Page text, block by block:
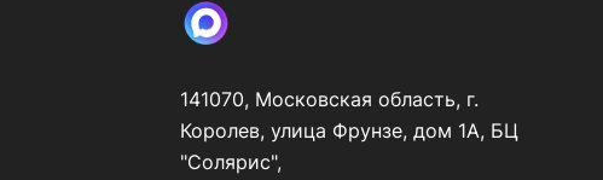
141070, Московская область, г.
Королев, улица Фрунзе, дом 1А, БЦ
"Солярис",